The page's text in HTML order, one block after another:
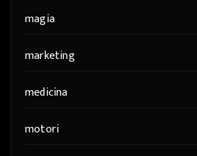
magia
marketing
medicina
motori